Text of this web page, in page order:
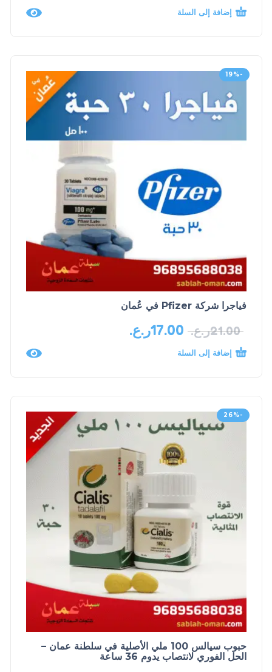
إضافة إلى السلة
-19%
فياجرا شركة Pfizer في عُمان
21.00ر.ع. 17.00ر.ع.
إضافة إلى السلة
-26%
حبوب سيالس 100 ملي الأصلية في سلطنة عمان –
الحل الفوري لانتصاب يدوم 36 ساعة